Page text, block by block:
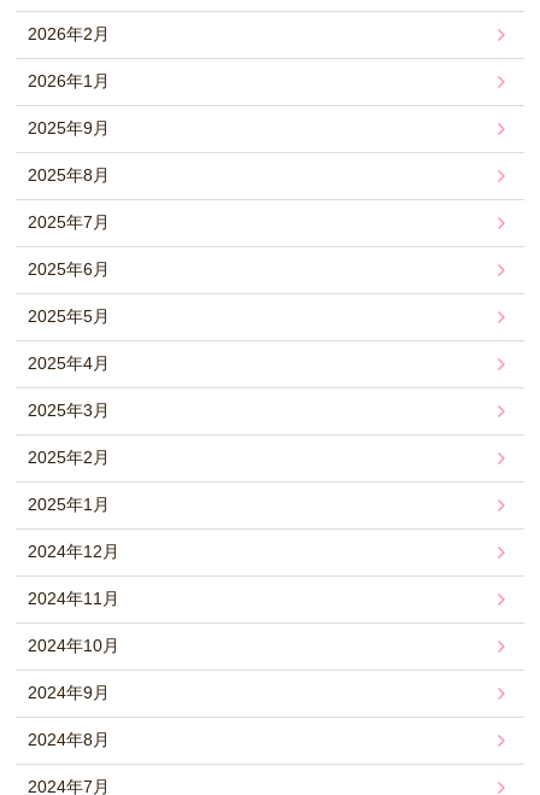
2026年2月
2026年1月
2025年9月
2025年8月
2025年7月
2025年6月
2025年5月
2025年4月
2025年3月
2025年2月
2025年1月
2024年12月
2024年11月
2024年10月
2024年9月
2024年8月
2024年7月